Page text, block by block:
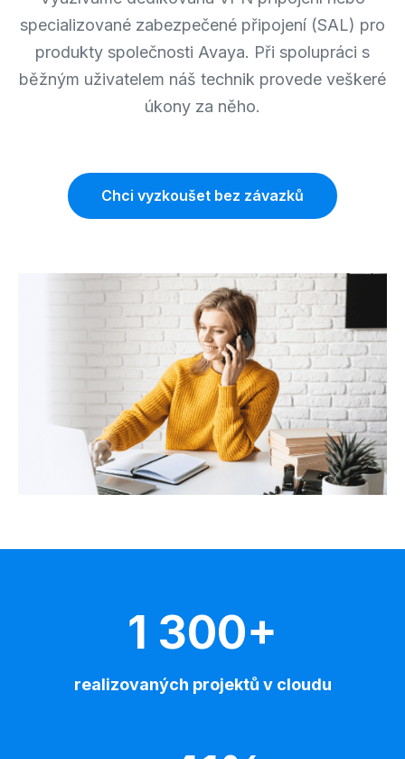
specializované zabezpečené připojení (SAL) pro
produkty společnosti Avaya. Při spolupráci s
běžným uživatelem náš technik provede veškeré
úkony za něho.
Chci vyzkoušet bez závazků
1 300+
realizovaných projektů v cloudu